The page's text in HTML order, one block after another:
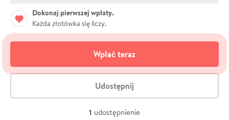
Dokonaj pierwszej wpłaty.
Każda złotówka się liczy.
Wpłać teraz
Udostępnij
1 udostępnienie